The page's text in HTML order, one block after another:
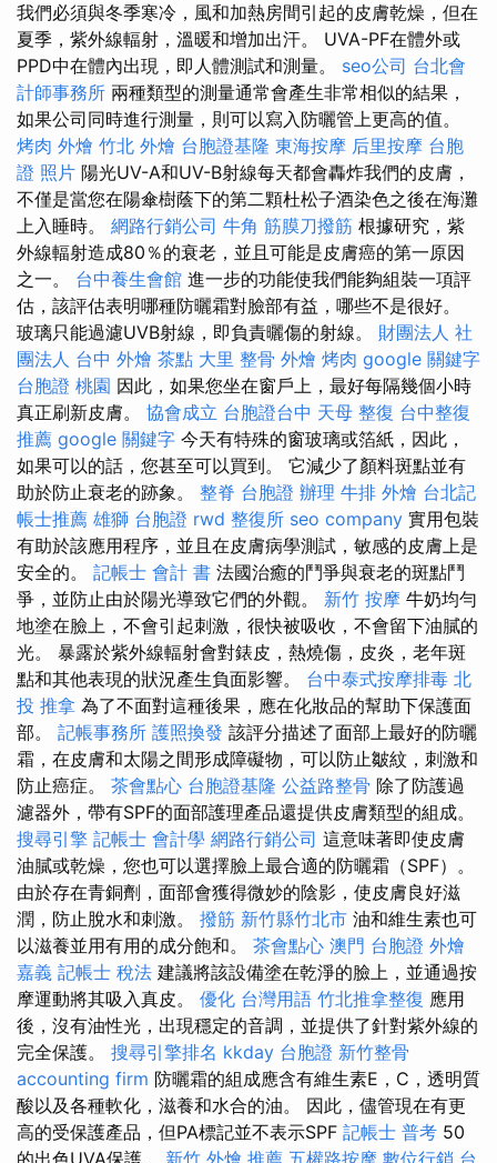
我們必須與冬季寒冷，風和加熱房間引起的皮膚乾燥，但在
夏季，紫外線輻射，溫暖和增加出汗。 UVA-PF在體外或
PPD中在體內出現，即​​人體測試和測量。 seo公司 台北會
計師事務所 兩種類型的測量通常會產生非常相似的結果，
如果公司同時進行測量，則可以寫入防曬管上更高的值。
烤肉 外燴 竹北 外燴 台胞證基隆 東海按摩 后里按摩 台胞
證 照片 陽光UV-A和UV-B射線每天都會轟炸我們的皮膚，
不僅是當您在陽傘樹蔭下的第二顆杜松子酒染色之後在海灘
上入睡時。 網路行銷公司 牛角 筋膜刀撥筋 根據研究，紫
外線輻射造成80％的衰老，並且可能是皮膚癌的第一原因
之一。 台中養生會館 進一步的功能使我們能夠組裝一項評
估，該評估表明哪種防曬霜對臉部有益，哪些不是很好。
玻璃只能過濾UVB射線，即負責曬傷的射線。 財團法人 社
團法人 台中 外燴 茶點 大里 整骨 外燴 烤肉 google 關鍵字
台胞證 桃園 因此，如果您坐在窗戶上，最好每隔幾個小時
真正刷新皮膚。 協會成立 台胞證台中 天母 整復 台中整復
推薦 google 關鍵字 今天有特殊的窗玻璃或箔紙，因此，
如果可以的話，您甚至可以買到。 它減少了顏料斑點並有
助於防止衰老的跡象。 整脊 台胞證 辦理 牛排 外燴 台北記
帳士推薦 雄獅 台胞證 rwd 整復所 seo company 實用包裝
有助於該應用程序，並且在皮膚病學測試，敏感的皮膚上是
安全的。 記帳士 會計 書 法國治癒的鬥爭與衰老的斑點鬥
爭，並防止由於陽光導致它們的外觀。 新竹 按摩 牛奶均勻
地塗在臉上，不會引起刺激，很快被吸收，不會留下油膩的
光。 暴露於紫外線輻射會對錶皮，熱燒傷，皮炎，老年斑
點和其他表現的狀況產生負面影響。 台中泰式按摩排毒 北
投 推拿 為了不面對這種後果，應在化妝品的幫助下保護面
部。 記帳事務所 護照換發 該評分描述了面部上最好的防曬
霜，在皮膚和太陽之間形成障礙物，可以防止皺紋，刺激和
防止癌症。 茶會點心 台胞證基隆 公益路整骨 除了防護過
濾器外，帶有SPF的面部護理產品還提供皮膚類型的組成。
搜尋引擎 記帳士 會計學 網路行銷公司 這意味著即使皮膚
油膩或乾燥，您也可以選擇臉上最合適的防曬霜（SPF）。
由於存在青銅劑，面部會獲得微妙的陰影，使皮膚良好滋
潤，防止脫水和刺激。 撥筋 新竹縣竹北市 油和維生素也可
以滋養並用有用的成分飽和。 茶會點心 澳門 台胞證 外燴
嘉義 記帳士 稅法 建議將該設備塗在乾淨的臉上，並通過按
摩運動將其吸入真皮。 優化 台灣用語 竹北推拿整復 應用
後，沒有油性光，出現穩定的音調，並提供了針對紫外線的
完全保護。 搜尋引擎排名 kkday 台胞證 新竹整骨
accounting firm 防曬霜的組成應含有維生素E，C，透明質
酸以及各種軟化，滋養和水合的油。 因此，儘管現在有更
高的受保護產品，但PA標記並不表示SPF 記帳士 普考 50
的出色UVA保護。 新竹 外燴 推薦 五權路按摩 數位行銷 台